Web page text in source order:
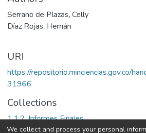
Serrano de Plazas, Celly
Díaz Rojas, Hernán
URI
https://repositorio.minciencias.gov.co/
31966
Collections
1.1.2. Informes Finales
We collect and process your personal